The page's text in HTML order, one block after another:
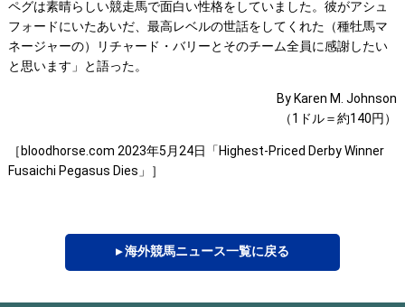
ペグは素晴らしい競走馬で面白い性格をしていました。彼がアシュ
フォードにいたあいだ、最高レベルの世話をしてくれた（種牡馬マ
ネージャーの）リチャード・バリーとそのチーム全員に感謝したい
と思います」と語った。
By Karen M. Johnson
（1ドル＝約140円）
［bloodhorse.com 2023年5月24日「Highest-Priced Derby Winner
Fusaichi Pegasus Dies」］
▸ 海外競馬ニュース一覧に戻る